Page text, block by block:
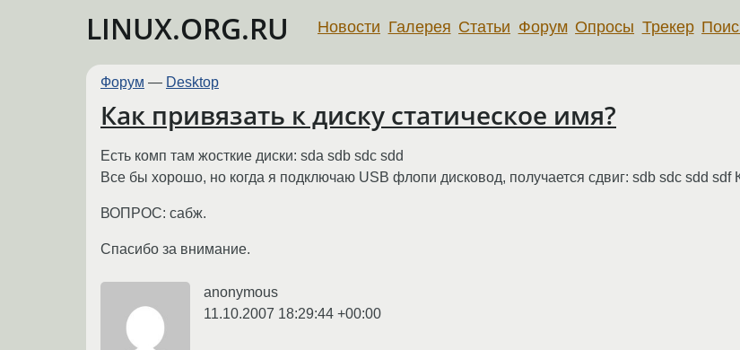
LINUX.ORG.RU Новости Галерея Статьи Форум Опросы Трекер
Форум — Desktop
Как привязать к диску статическое имя?
Есть комп там жосткие диски: sda sdb sdc sdd
Все бы хорошо, но когда я подключаю USB флопи дисковод, получается сдвиг: sdb sdc sdd sdf
ВОПРОС: сабж.
Спасибо за внимание.
anonymous
11.10.2007 18:29:44 +00:00